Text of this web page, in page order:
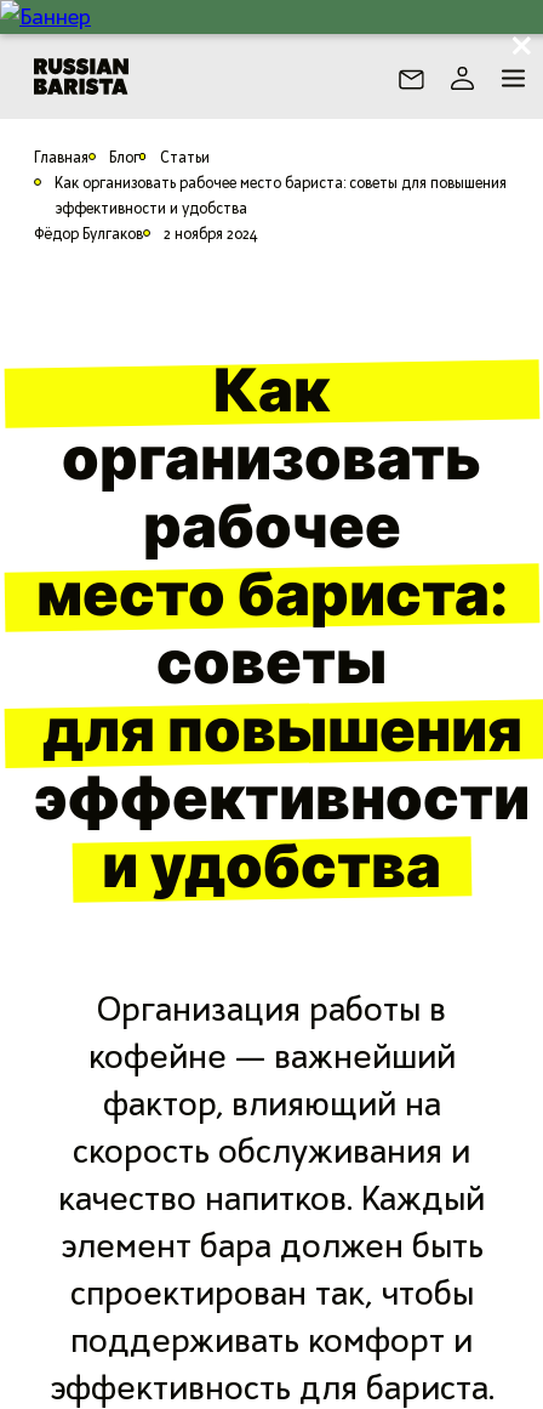
Главная Блог
Статьи
Как организовать рабочее место бариста: советы для повышения
эффективности и удобства
Фёдор Булгаков
2 ноября 2024
Как
организовать
рабочее
место бариста:
советы
для повышения
эффективности
и удобства
Организация работы в
кофейне — важнейший
фактор, влияющий на
скорость обслуживания и
качество напитков. Каждый
элемент бара должен быть
спроектирован так, чтобы
поддерживать комфорт и
эффективность для бариста.